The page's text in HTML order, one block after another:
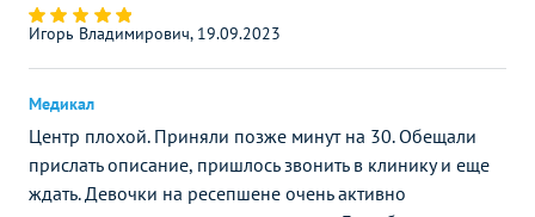
Игорь Владимирович, 19.09.2023
Медикал
Центр плохой. Приняли позже минут на 30. Обещали
прислать описание, пришлось звонить в клинику и еще
ждать. Девочки на ресепшене очень активно